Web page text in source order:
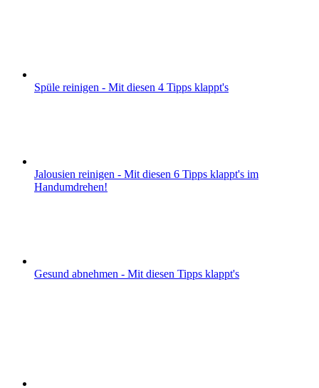
Spüle reinigen - Mit diesen 4 Tipps klappt's
Jalousien reinigen - Mit diesen 6 Tipps klappt's im
Handumdrehen!
Gesund abnehmen - Mit diesen Tipps klappt's